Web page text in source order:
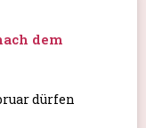
dem
dürfen